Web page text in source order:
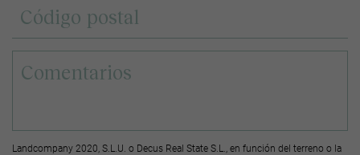
Landcompany 2020, S.L.U. o Decus Real State S.L., en función del terreno o la